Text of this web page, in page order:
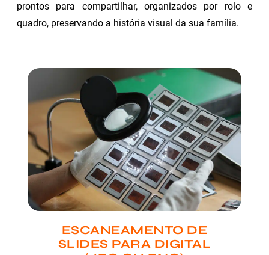
prontos para compartilhar, organizados por rolo e
quadro, preservando a história visual da sua família.
ESCANEAMENTO DE
SLIDES PARA DIGITAL